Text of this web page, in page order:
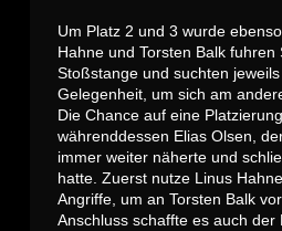
Um Platz 2 und 3 wurde
Hahne und Torsten Balk fuhren
Stoßstange und suchten
Gelegenheit, um sich am
Die Chance auf eine
währenddessen Elias Olsen,
immer weiter näherte und
hatte. Zuerst nutze Linus
Angriffe, um an Torsten Balk
Anschluss schaffte es auch der